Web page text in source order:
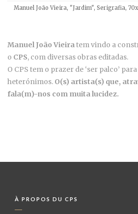
Manuel João Vieira, "Jardim", Serigrafia,
Manuel João Vieiratem vindo a
o CPS, com diversas obras editadas.
O CPS tem o prazer de ‘ser palco’
heterónimos. O(s) artista(s) que,
fala(m)-nos com muita lucidez.
À PROPOS DU CPS